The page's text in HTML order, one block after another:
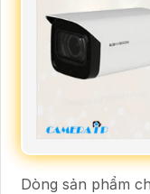
Dòng sản phẩm